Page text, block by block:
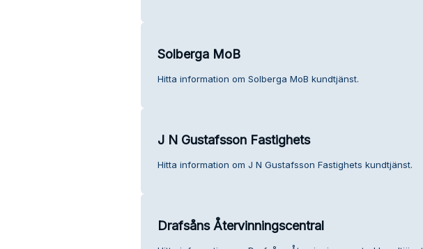
Solberga MoB
Hitta information om Solberga MoB kundtjänst.
J N Gustafsson Fastighets
Hitta information om J N Gustafsson Fastighets kundtjänst.
Drafsåns Återvinningscentral